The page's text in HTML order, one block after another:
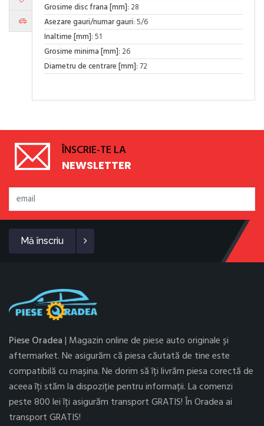
Grosime disc frana [mm]: 28
Asezare gauri/numar gauri: 5/6
Inaltime [mm]: 51
Grosime minima [mm]: 26
Diametru de centrare [mm]: 72
ÎNSCRIE-TE LA
NEWSLETTER
Mă înscriu
Piese Oradea| Magazin online de piese auto originale și
aftermarket. Ne asigurăm că piesa căutată de tine este
compatibilă cu mașina. Ne dorim să îți livrăm piesa corectă de
aceea îți stăm la dispoziție pentru informații. La comenzi
peste 800 lei îți asigurăm transport GRATIS! În Oradea ai
transport GRATIS!